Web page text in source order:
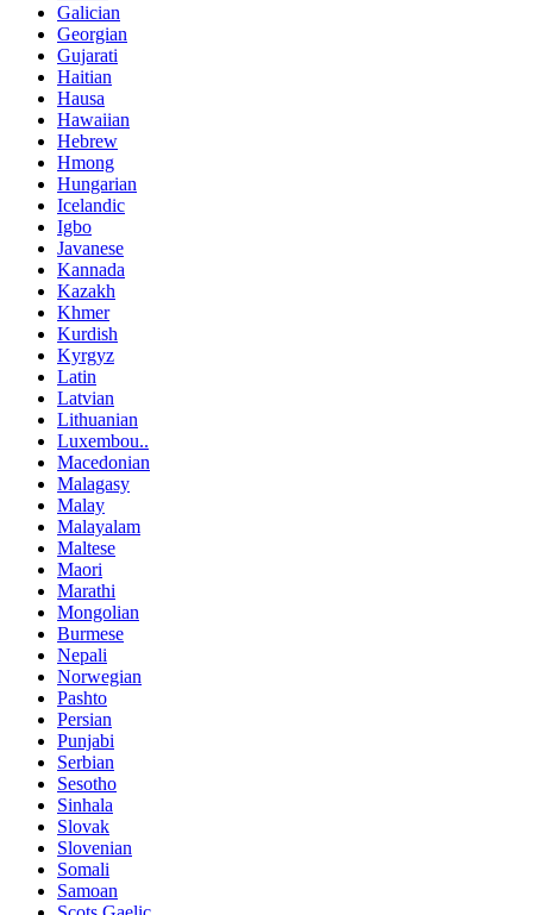
Galician
Georgian
Gujarati
Haitian
Hausa
Hawaiian
Hebrew
Hmong
Hungarian
Icelandic
Igbo
Javanese
Kannada
Kazakh
Khmer
Kurdish
Kyrgyz
Latin
Latvian
Lithuanian
Luxembou..
Macedonian
Malagasy
Malay
Malayalam
Maltese
Maori
Marathi
Mongolian
Burmese
Nepali
Norwegian
Pashto
Persian
Punjabi
Serbian
Sesotho
Sinhala
Slovak
Slovenian
Somali
Samoan